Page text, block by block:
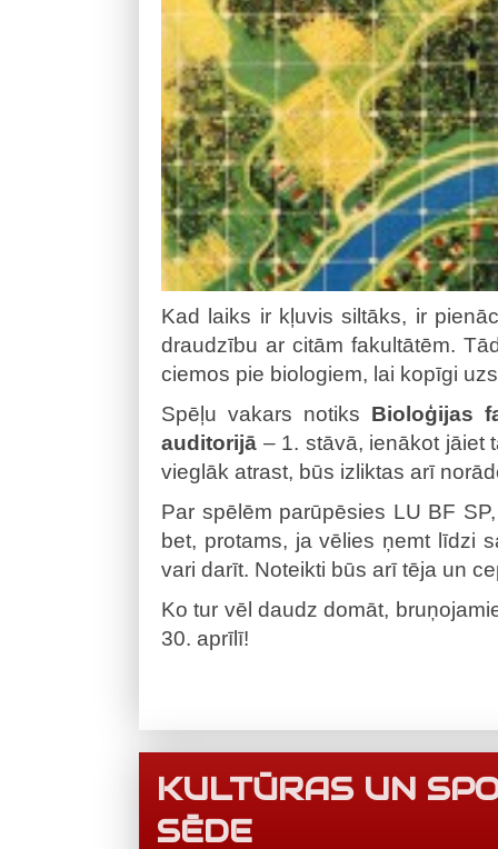
Kad laiks ir kļuvis siltāks, ir
draudzību ar citām fakultātēm.
ciemos pie biologiem, lai kopīgi
Spēļu vakars notiks Bioloģijas
auditorijā – 1. stāvā, ienākot jāiet
vieglāk atrast, būs izliktas arī
Par spēlēm parūpēsies LU BF
bet, protams, ja vēlies ņemt līdzi
vari darīt. Noteikti būs arī tēja un
Ko tur vēl daudz domāt,
30. aprīlī!
KULTŪRAS UN
SĒDE